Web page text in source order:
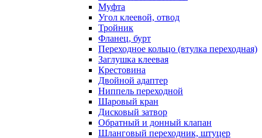
Муфта
Угол клеевой, отвод
Тройник
Фланец, бурт
Переходное кольцо (втулка переходная)
Заглушка клеевая
Крестовина
Двойной адаптер
Ниппель переходной
Шаровый кран
Дисковый затвор
Обратный и донный клапан
Шланговый переходник, штуцер